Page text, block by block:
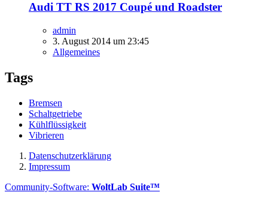
Audi TT RS 2017 Coupé und Roadster
admin
3. August 2014 um 23:45
Allgemeines
Tags
Bremsen
Schaltgetriebe
Kühlflüssigkeit
Vibrieren
Datenschutzerklärung
Impressum
Community-Software: WoltLab Suite™